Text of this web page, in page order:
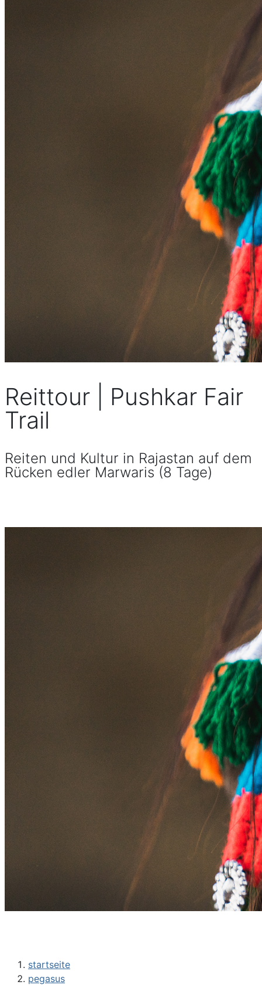
Reittour | Pushkar Fair
Trail
Reiten und Kultur in Rajastan auf dem
Rücken edler Marwaris (8 Tage)
startseite
pegasus